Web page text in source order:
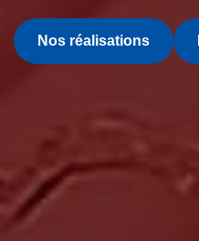
Nos réalisations